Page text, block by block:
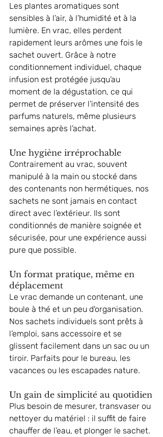
Les plantes aromatiques sont
sensibles à l’air, à l’humidité et à la
lumière. En vrac, elles perdent
rapidement leurs arômes une fois le
sachet ouvert. Grâce à notre
conditionnement individuel, chaque
infusion est protégée jusqu’au
moment de la dégustation, ce qui
permet de préserver l’intensité des
parfums naturels, même plusieurs
semaines après l’achat.
Une hygiène irréprochable
Contrairement au vrac, souvent
manipulé à la main ou stocké dans
des contenants non hermétiques, nos
sachets ne sont jamais en contact
direct avec l’extérieur. Ils sont
conditionnés de manière soignée et
sécurisée, pour une expérience aussi
pure que possible.
Un format pratique, même en
déplacement
Le vrac demande un contenant, une
boule à thé et un peu d'organisation.
Nos sachets individuels sont prêts à
l’emploi, sans accessoire et se
glissent facilement dans un sac ou un
tiroir. Parfaits pour le bureau, les
vacances ou les escapades nature.
Un gain de simplicité au quotidien
Plus besoin de mesurer, transvaser ou
nettoyer du matériel : il suffit de faire
chauffer de l’eau, et plonger le sachet.